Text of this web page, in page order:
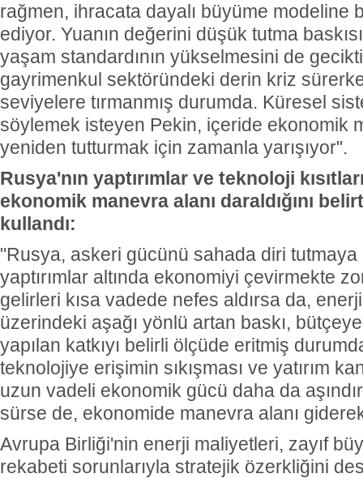
rağmen, ihracata dayalı büyüme modeline
ediyor. Yuanın değerini düşük tutma
yaşam standardının yükselmesini de
gayrimenkul sektöründeki derin kriz
seviyelere tırmanmış durumda. Küresel
söylemek isteyen Pekin, içeride ekonomik
yeniden tutturmak için zamanla yarışıyor".
Rusya'nın yaptırımlar ve teknoloji
ekonomik manevra alanı daraldığını
kullandı:
"Rusya, askeri gücünü sahada diri tutmaya
yaptırımlar altında ekonomiyi çevirmekte
gelirleri kısa vadede nefes aldırsa da,
üzerindeki aşağı yönlü artan baskı,
yapılan katkıyı belirli ölçüde eritmiş
teknolojiye erişimin sıkışması ve yatırım
uzun vadeli ekonomik gücü daha da
sürse de, ekonomide manevra alanı
Avrupa Birliği'nin enerji maliyetleri, zayıf
rekabeti sorunlarıyla stratejik özerkliğini